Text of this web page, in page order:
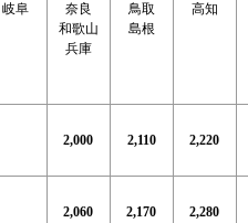
岐阜
奈良
和歌山
兵庫
鳥取
島根
高知
2,000 2,110 2,220
2,060 2,170 2,280